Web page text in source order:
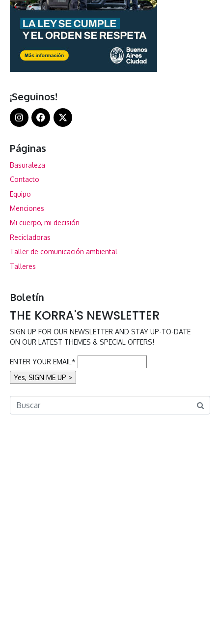
¡Seguinos!
Páginas
Basuraleza
Contacto
Equipo
Menciones
Mi cuerpo, mi decisión
Recicladoras
Taller de comunicación ambiental
Talleres
Boletín
THE KORRA'S NEWSLETTER
SIGN UP FOR OUR NEWSLETTER AND STAY UP-TO-DATE
ON OUR LATEST THEMES & SPECIAL OFFERS!
ENTER YOUR EMAIL*